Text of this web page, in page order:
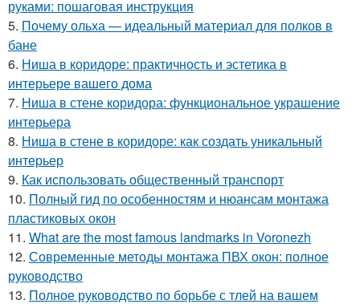
руками: пошаговая инструкция
5. Почему ольха — идеальный материал для полков в
бане
6. Ниша в коридоре: практичность и эстетика в
интерьере вашего дома
7. Ниша в стене коридора: функциональное украшение
интерьера
8. Ниша в стене в коридоре: как создать уникальный
интерьер
9. Как использовать общественный транспорт
10. Полный гид по особенностям и нюансам монтажа
пластиковых окон
11. What are the most famous landmarks in Voronezh
12. Современные методы монтажа ПВХ окон: полное
руководство
13. Полное руководство по борьбе с тлей на вашем